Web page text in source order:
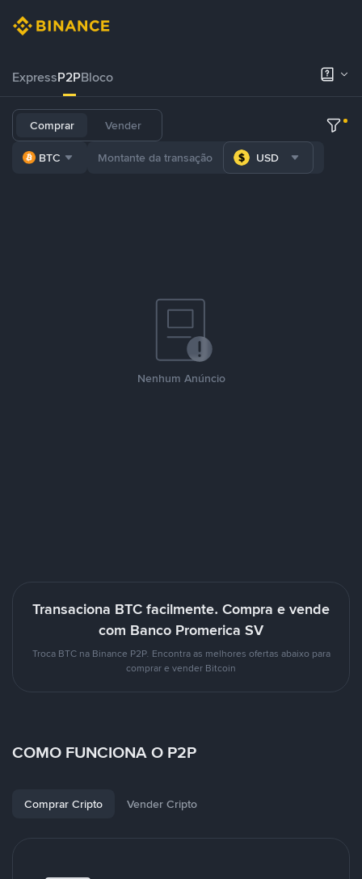
ExpressP2PBloco
Comprar Vender
BTC USD
Nenhum Anúncio
Transaciona BTC facilmente. Compra e vende
com Banco Promerica SV
Troca BTC na Binance P2P. Encontra as melhores ofertas abaixo para
comprar e vender Bitcoin
COMO FUNCIONA O P2P
Comprar Cripto Vender Cripto